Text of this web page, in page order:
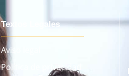
Textos Legales
Aviso legal
Política de privacidad